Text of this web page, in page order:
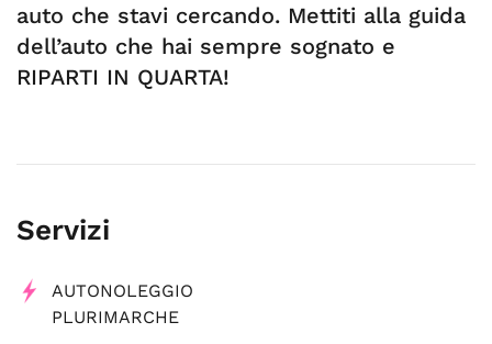
auto che stavi cercando. Mettiti alla guida
dell’auto che hai sempre sognato e
RIPARTI IN QUARTA!
Servizi
AUTONOLEGGIO
PLURIMARCHE